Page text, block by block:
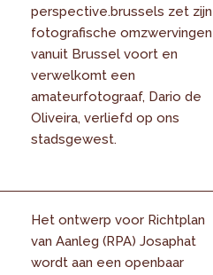
perspective.brussels zet zijn
fotografische omzwervingen
vanuit Brussel voort en
verwelkomt een
amateurfotograaf, Dario de
Oliveira, verliefd op ons
stadsgewest.
Het ontwerp voor Richtplan
van Aanleg (RPA) Josaphat
wordt aan een openbaar